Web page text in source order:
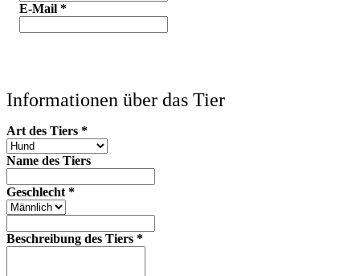
E-Mail *
Informationen über das Tier
Art des Tiers *
Name des Tiers
Geschlecht *
Beschreibung des Tiers *